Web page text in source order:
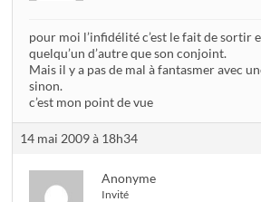
pour moi l’infidélité c’est le fait de sortir
quelqu’un d’autre que son conjoint.
Mais il y a pas de mal à fantasmer avec
sinon.
c’est mon point de vue
14 mai 2009 à 18h34
Anonyme
Invité